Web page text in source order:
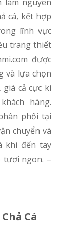
cá, kết hợp
lĩnh vực
trang thiết
được
và lựa chọn
cả cực kì
hàng.
phối tại
chuyển và
khi đến tay
tươi ngon. –
Cá